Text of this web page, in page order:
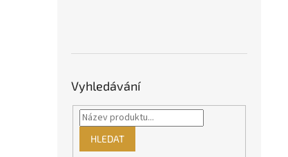
Vyhledávání
HLEDAT